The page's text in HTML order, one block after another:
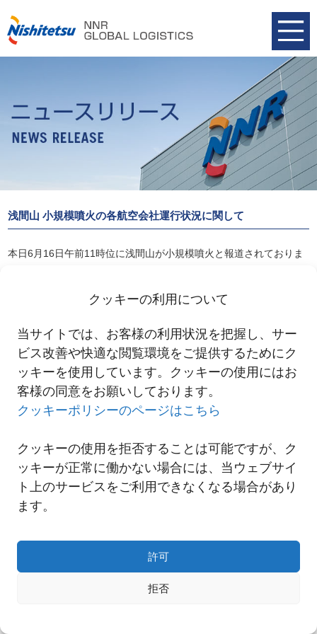
クッキーの利用について
当サイトでは、お客様の利用状況を把握し、サー
ビス改善や快適な閲覧環境をご提供するためにク
ッキーを使用しています。クッキーの使用にはお
客様の同意をお願いしております。
クッキーポリシーのページはこちら
クッキーの使用を拒否することは可能ですが、ク
ッキーが正常に働かない場合には、当ウェブサイ
ト上のサービスをご利用できなくなる場合があり
ます。
許可
拒否
浅間山 小規模噴火の各航空会社運行状況に関して
本日6月16日午前11時位に浅間山が小規模噴火と報道されておりま
迂回ルートが複数ある為、大きな影響は出ていない模様です。
一覧へ